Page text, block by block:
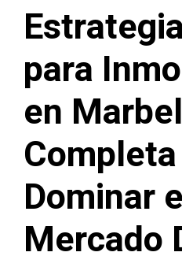
para
en
Dominar
Mercado